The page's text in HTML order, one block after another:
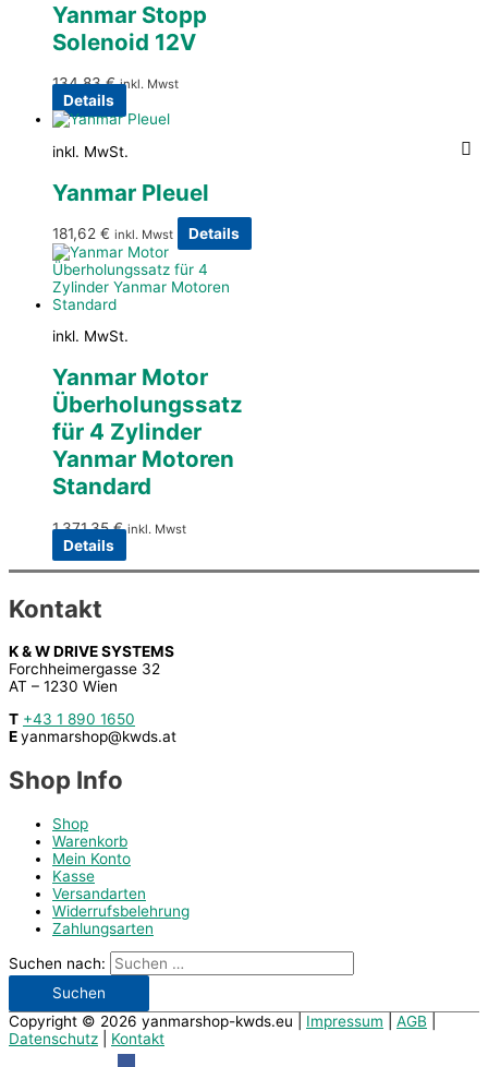
Yanmar Stopp
Solenoid 12V
134,83€ inkl. Mwst
Details
inkl. MwSt.
Yanmar Pleuel
181,62 € inkl. Mwst Details
inkl. MwSt.
Yanmar Motor
Überholungssatz
für 4 Zylinder
Yanmar Motoren
Standard
1.371,35€ inkl. Mwst
Details
Kontakt
K & W DRIVE SYSTEMS
Forchheimergasse 32
AT – 1230 Wien
T +43 1 890 1650
Eyanmarshop@kwds.at
Shop Info
Shop
Warenkorb
Mein Konto
Kasse
Versandarten
Widerrufsbelehrung
Zahlungsarten
Suchen nach:
Copyright © 2026 yanmarshop-kwds.eu Impressum AGB
Datenschutz
Kontakt